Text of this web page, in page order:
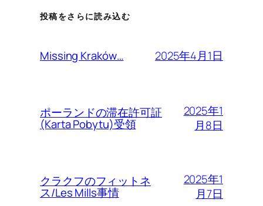
投稿をさらに読み込む
Missing Kraków… 2025年4月1日
ポーランドの滞在許可証
(Karta Pobytu)受領
2025年1
月8日
クラクフのフィットネ
ス/Les Mills事情
2025年1
月7日